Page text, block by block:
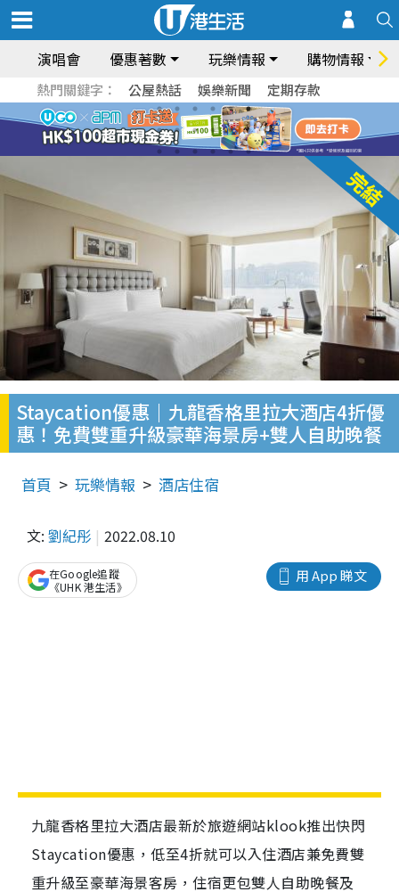
演唱會 優惠著數 玩樂情報 購物情報
熱門關鍵字： 公屋熱話 娛樂新聞 定期存款
Staycation優惠｜九龍香格里拉大酒店4折優
惠！免費雙重升級豪華海景房+雙人自助晚餐
首頁 玩樂情報 酒店住宿
文: 劉紀彤 2022.08.10
用 App 睇文
在Google追蹤
《UHK 港生活》
九龍香格里拉大酒店最新於旅遊網站klook推出快閃
Staycation優惠，低至4折就可以入住酒店兼免費雙
重升級至豪華海景客房，住宿更包雙人自助晚餐及